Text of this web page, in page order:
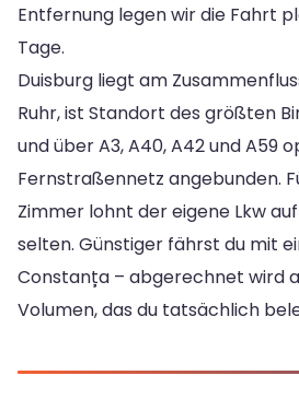
Entfernung legen wir die Fahrt
Tage.
Duisburg liegt am
Ruhr, ist Standort des größten
und über A3, A40, A42 und A59
Fernstraßennetz angebunden.
Zimmer lohnt der eigene Lkw
selten. Günstiger fährst du mit
Constanța – abgerechnet wird
Volumen, das du tatsächlich